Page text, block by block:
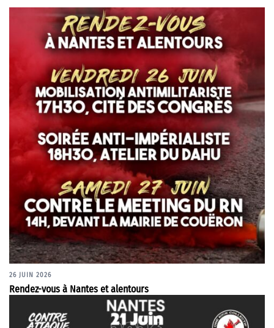
26 JUIN 2026
Rendez-vous à Nantes et alentours